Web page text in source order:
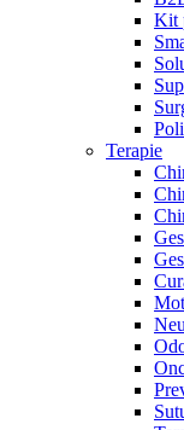
Catalogo
Trova il
Hai domande o
Kit
Terapie